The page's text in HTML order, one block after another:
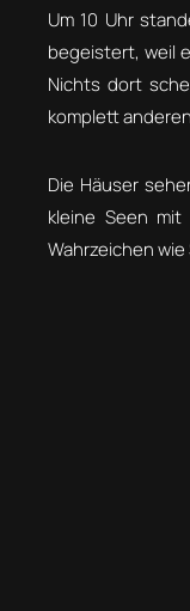
Um 10 Uhr
begeistert, weil
Nichts dort
komplett
Die Häuser
kleine Seen
Wahrzeichen wie